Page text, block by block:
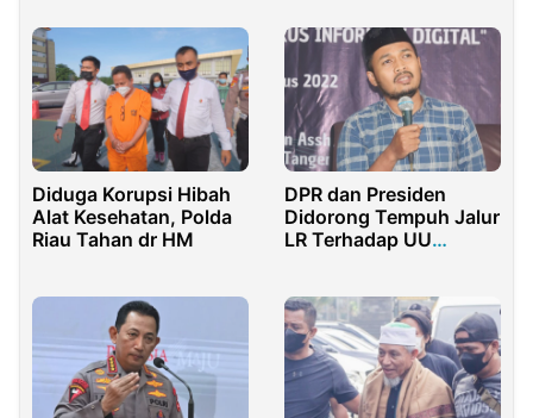
Diduga Korupsi Hibah
Alat Kesehatan, Polda
Riau Tahan dr HM
DPR dan Presiden
Didorong Tempuh Jalur
LR Terhadap UU